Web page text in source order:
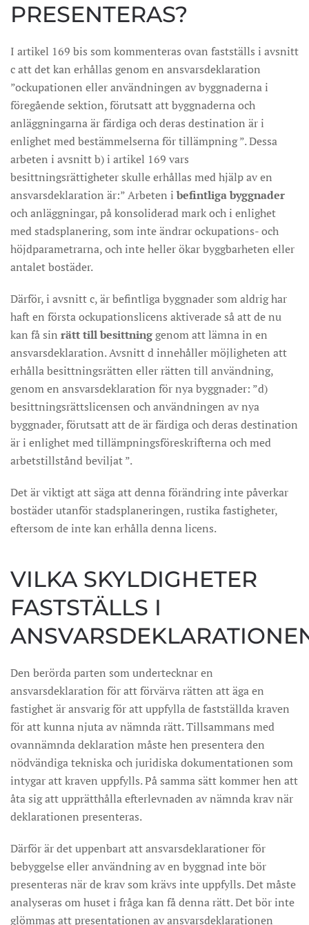
PRESENTERAS?
I artikel 169 bis som kommenteras ovan fastställs i avsnitt
c att det kan erhållas genom en ansvarsdeklaration
”ockupationen eller användningen av byggnaderna i
föregående sektion, förutsatt att byggnaderna och
anläggningarna är färdiga och deras destination är i
enlighet med bestämmelserna för tillämpning ”. Dessa
arbeten i avsnitt b) i artikel 169 vars
besittningsrättigheter skulle erhållas med hjälp av en
ansvarsdeklaration är:” Arbeten i befintliga byggnader
och anläggningar, på konsoliderad mark och i enlighet
med stadsplanering, som inte ändrar ockupations- och
höjdparametrarna, och inte heller ökar byggbarheten eller
antalet bostäder.
Därför, i avsnitt c, är befintliga byggnader som aldrig har
haft en första ockupationslicens aktiverade så att de nu
kan få sin rätt till besittninggenom att lämna in en
ansvarsdeklaration. Avsnitt d innehåller möjligheten att
erhålla besittningsrätten eller rätten till användning,
genom en ansvarsdeklaration för nya byggnader: ”d)
besittningsrättslicensen och användningen av nya
byggnader, förutsatt att de är färdiga och deras destination
är i enlighet med tillämpningsföreskrifterna och med
arbetstillstånd beviljat ”.
Det är viktigt att säga att denna förändring inte påverkar
bostäder utanför stadsplaneringen, rustika fastigheter,
eftersom de inte kan erhålla denna licens.
VILKA SKYLDIGHETER
FASTSTÄLLS I
Den berörda parten som undertecknar en
ansvarsdeklaration för att förvärva rätten att äga en
fastighet är ansvarig för att uppfylla de fastställda kraven
för att kunna njuta av nämnda rätt. Tillsammans med
ovannämnda deklaration måste hen presentera den
nödvändiga tekniska och juridiska dokumentationen som
intygar att kraven uppfylls. På samma sätt kommer hen att
åta sig att upprätthålla efterlevnaden av nämnda krav när
deklarationen presenteras.
Därför är det uppenbart att ansvarsdeklarationer för
bebyggelse eller användning av en byggnad inte bör
presenteras när de krav som krävs inte uppfylls. Det måste
analyseras om huset i fråga kan få denna rätt. Det bör inte
glömmas att presentationen av ansvarsdeklarationen